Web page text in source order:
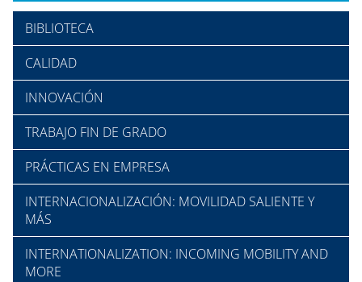
BIBLIOTECA
CALIDAD
INNOVACIÓN
TRABAJO FIN DE GRADO
PRÁCTICAS EN EMPRESA
INTERNACIONALIZACIÓN: MOVILIDAD SALIENTE Y
MÁS
INTERNATIONALIZATION: INCOMING MOBILITY AND
MORE